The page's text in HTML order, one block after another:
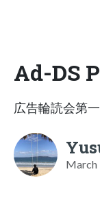
Ad-DS
広告輪読会第
March